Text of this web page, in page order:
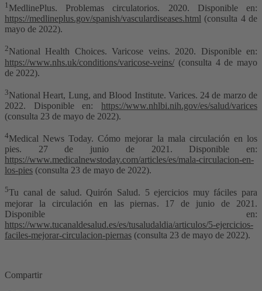
1 MedlinePlus. Problemas circulatorios. 2020. Disponible en:
https://medlineplus.gov/spanish/vasculardiseases.html (consulta 4 de
mayo de 2022).
2National Health Choices. Varicose veins. 2020. Disponible en:
https://www.nhs.uk/conditions/varicose-veins/ (consulta 4 de mayo
de 2022).
3National Heart, Lung, and Blood Institute. Varices. 24 de marzo de
2022. Disponible en: https://www.nhlbi.nih.gov/es/salud/varices
(consulta 23 de mayo de 2022).
4Medical News Today. Cómo mejorar la mala circulación en los
pies. 27 de junio de 2021. Disponible en:
https://www.medicalnewstoday.com/articles/es/mala-circulacion-en-
los-pies (consulta 23 de mayo de 2022).
5Tu canal de salud. Quirón Salud. 5 ejercicios muy fáciles para
mejorar la circulación en las piernas. 17 de junio de 2021.
Disponible en:
https://www.tucanaldesalud.es/es/tusaludaldia/articulos/5-ejercicios-
faciles-mejorar-circulacion-piernas (consulta 23 de mayo de 2022).
Compartir